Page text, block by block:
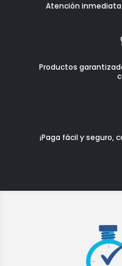
Atención
Productos
¡Paga fácil y seguro,